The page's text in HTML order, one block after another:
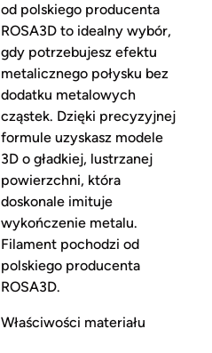
od polskiego producenta
ROSA3D to idealny wybór,
gdy potrzebujesz efektu
metalicznego połysku bez
dodatku metalowych
cząstek. Dzięki precyzyjnej
formule uzyskasz modele
3D o gładkiej, lustrzanej
powierzchni, która
doskonale imituje
wykończenie metalu.
Filament pochodzi od
polskiego producenta
ROSA3D.
Właściwości materiału